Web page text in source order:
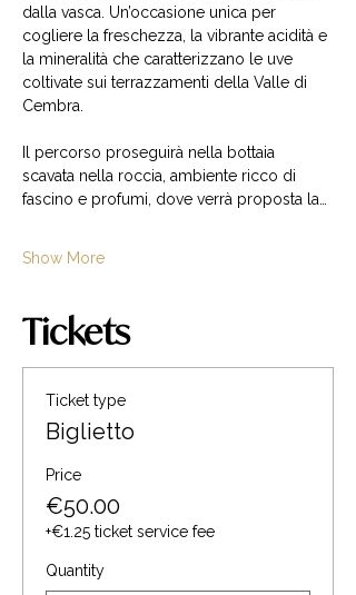
dalla vasca. Un’occasione unica per
cogliere la freschezza, la vibrante acidità e
la mineralità che caratterizzano le uve
coltivate sui terrazzamenti della Valle di
Cembra.
Il percorso proseguirà nella bottaia
scavata nella roccia, ambiente ricco di
fascino e profumi, dove verrà proposta la…
Show More
Tickets
Ticket type
Biglietto
Price
€50.00
+€1.25 ticket service fee
Quantity